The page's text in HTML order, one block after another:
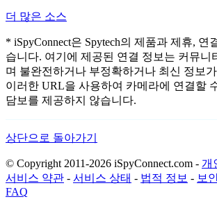
더 많은 소스
* iSpyConnect은 Spytech의 제품과 제휴, 연
습니다. 여기에 제공된 연결 정보는 커뮤니
며 불완전하거나 부정확하거나 최신 정보
이러한 URL을 사용하여 카메라에 연결할
담보를 제공하지 않습니다.
상단으로 돌아가기
© Copyright 2011-2026 iSpyConnect.com - 개
서비스 약관 - 서비스 상태 - 법적 정보 - 보
FAQ